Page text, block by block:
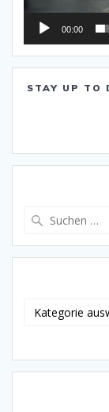
00:00
STAY UP TO